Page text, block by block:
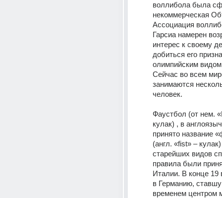
воллибола была
некоммерческая
Ассоциация
Гарсиа намерен
интерес к своему
добиться его
олимпийским
Сейчас во всем
занимаются
человек.
Фаустбол (от нем.
кулак) , в
принято название
(англ. «fist» –
старейших видов
правила были
Италии. В конце 19
в Германию,
временем центром